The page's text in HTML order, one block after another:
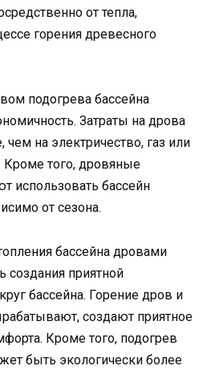
от тепла,
горения древесного
подогрева бассейна
Затраты на дрова
на электричество, газ или
Кроме того, дровяные
использовать бассейн
от сезона.
бассейна дровами
создания приятной
бассейна. Горение дров и
создают приятное
Кроме того, подогрев
быть экологически более